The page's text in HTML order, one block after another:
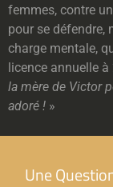
femmes, contre
pour se défendre,
charge mentale,
licence annuelle
la mère de Victor
adoré ! »
Une